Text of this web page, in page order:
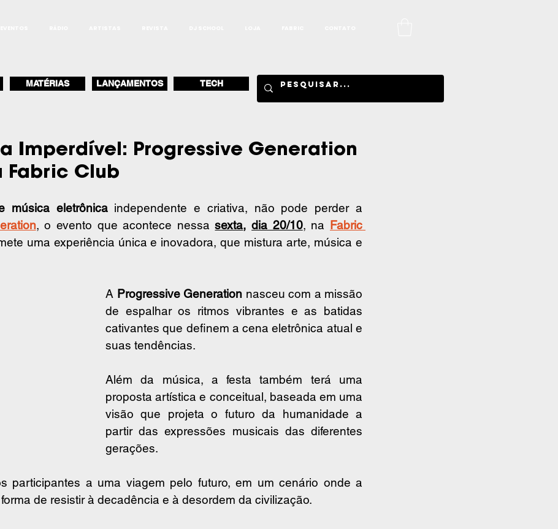
MATÉRIAS LANÇAMENTOS TECH
Imperdível: Progressive Generation
Fabric Club
música eletrônica
, o evento que acontece nessa sexta, dia 20/10, na Fabric
uma experiência única e inovadora, que mistura arte, música e
A Progressive Generation nasceu com a missão
de espalhar os ritmos vibrantes e as batidas
cativantes que definem a cena eletrônica atual e
suas tendências.
Além da música, a festa também terá uma
proposta artística e conceitual, baseada em uma
visão que projeta o futuro da humanidade a
partir das expressões musicais das diferentes
gerações.
participantes a uma viagem pelo futuro, em um cenário onde a
de resistir à decadência e à desordem da civilização.